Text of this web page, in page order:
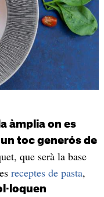
àmplia on es
toc generós de
que serà la base
receptes de pasta,